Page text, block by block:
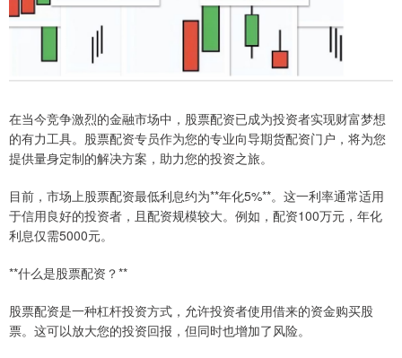
在当今竞争激烈的金融市场中，股票配资已成为投资者实现财富梦想
的有力工具。股票配资专员作为您的专业向导期货配资门户，将为您
提供量身定制的解决方案，助力您的投资之旅。
目前，市场上股票配资最低利息约为**年化5%**。这一利率通常适用
于信用良好的投资者，且配资规模较大。例如，配资100万元，年化
利息仅需5000元。
**什么是股票配资？**
股票配资是一种杠杆投资方式，允许投资者使用借来的资金购买股
票。这可以放大您的投资回报，但同时也增加了风险。